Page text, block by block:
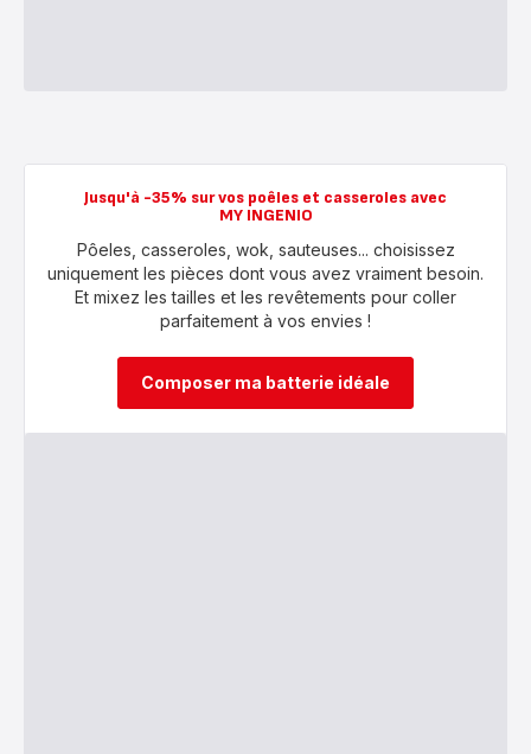
Jusqu'à -35% sur vos poêles et casseroles avec
MY INGENIO
Pôeles, casseroles, wok, sauteuses... choisissez
uniquement les pièces dont vous avez vraiment besoin.
Et mixez les tailles et les revêtements pour coller
parfaitement à vos envies !
Composer ma batterie idéale